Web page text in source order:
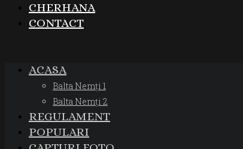
CHERHANA
CONTACT
ACASA
Balta Nemți 1
Balta Nemți 2
REGULAMENT
POPULARI